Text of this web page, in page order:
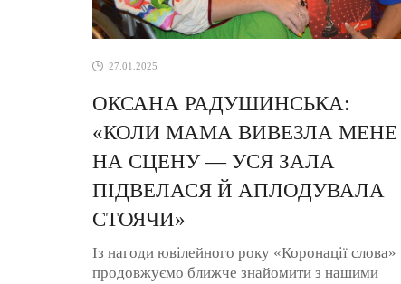
27.01.2025
ОКСАНА РАДУШИНСЬКА:
«КОЛИ МАМА ВИВЕЗЛА МЕНЕ
НА СЦЕНУ — УСЯ ЗАЛА
ПІДВЕЛАСЯ Й АПЛОДУВАЛА
СТОЯЧИ»
Із нагоди ювілейного року «Коронації слова»
продовжуємо ближче знайомити з нашими